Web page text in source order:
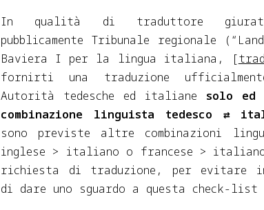
In qualità di traduttore giurato,
pubblicamente Tribunale regionale
Baviera I per la lingua italiana, [
fornirti una traduzione
Autorità tedesche ed italiane solo ed
combinazione linguista tedesco ⇄
sono previste altre combinazioni
inglese > italiano o francese >
richiesta di traduzione, per evitare
di dare uno sguardo a questa check-list